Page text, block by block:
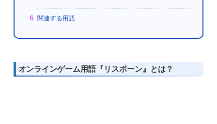
関連する用語
オンラインゲーム用語『リスポーン』とは？